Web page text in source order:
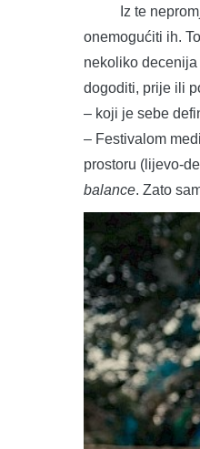
Iz te
onemogućiti ih.
nekoliko
dogoditi, prije ili
– koji je sebe
– Festivalom
prostoru (lijevo-
balance. Zato